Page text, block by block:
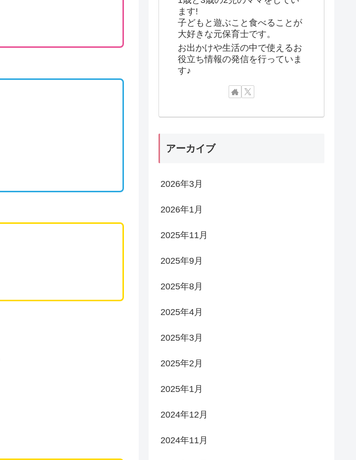
ます!
子どもと遊ぶこと食べることが
大好きな元保育士です。
お出かけや生活の中で使えるお
役立ち情報の発信を行っていま
す♪
アーカイブ
2026年3月
2026年1月
2025年11月
2025年9月
2025年8月
2025年4月
2025年3月
2025年2月
2025年1月
2024年12月
2024年11月